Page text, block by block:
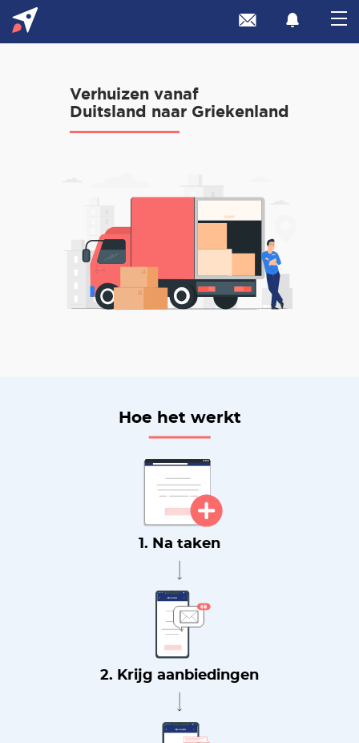
Verhuizen vanaf
Duitsland naar Griekenland
Hoe het werkt
1. Na taken
2. Krijg aanbiedingen